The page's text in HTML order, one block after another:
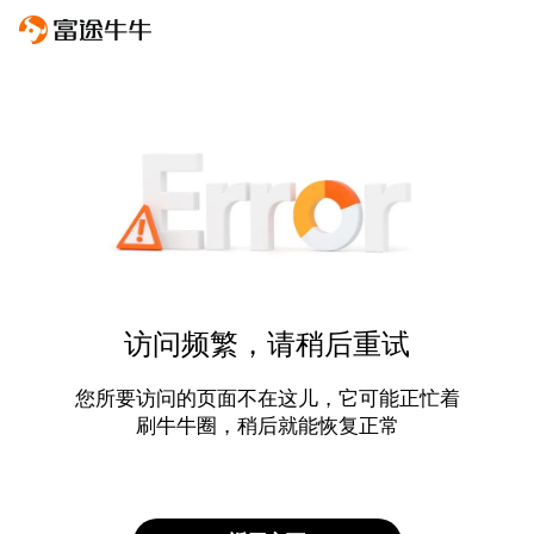
访问频繁，请稍后重试
您所要访问的页面不在这儿，它可能正忙着
刷牛牛圈，稍后就能恢复正常